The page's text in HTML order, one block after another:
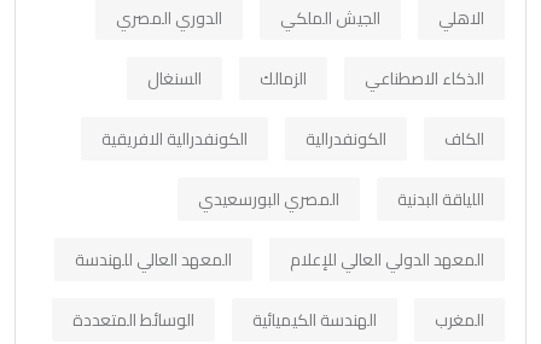
الاهلي
الجيش الملكي
الدوري المصري
الذكاء الاصطناعي
الزمالك
السنغال
الكاف
الكونفدرالية
الكونفدرالية الافريقية
اللياقة البدنية
المصري البورسعيدي
المعهد الدولي العالي للإعلام
المعهد العالي للهندسة
المغرب
الهندسة الكيميائية
الوسائط المتعددة